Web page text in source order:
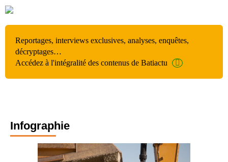
Reportages, interviews exclusives, analyses, enquêtes,
décryptages…
Accédez à l'intégralité des contenus de Batiactu
Infographie